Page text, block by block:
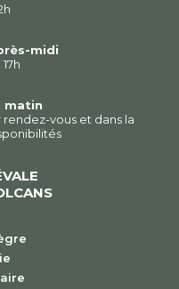
midi
matin
rendez-vous et dans la